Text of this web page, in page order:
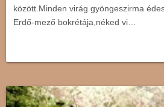
között.Minden virág gyöngeszirma
Erdő-mező bokrétája,néked vi…